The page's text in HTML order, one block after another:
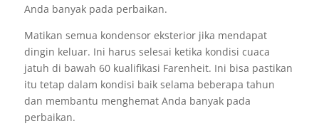
Anda banyak pada perbaikan.
Matikan semua kondensor eksterior jika mendapat
dingin keluar. Ini harus selesai ketika kondisi cuaca
jatuh di bawah 60 kualifikasi Farenheit. Ini bisa pastikan
itu tetap dalam kondisi baik selama beberapa tahun
dan membantu menghemat Anda banyak pada
perbaikan.